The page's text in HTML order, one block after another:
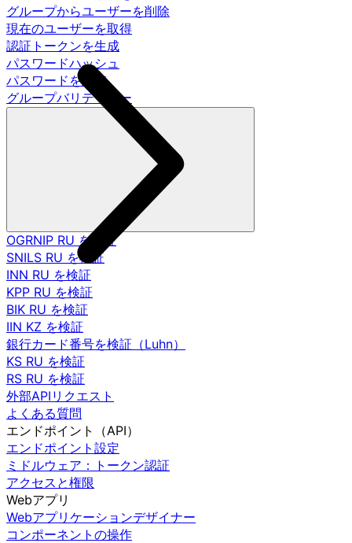
グループからユーザーを削除
現在のユーザーを取得
認証トークンを生成
パスワードハッシュ
パスワードを調査
グループバリデーター
OGRNIP RU を検証
SNILS RU を検証
INN RU を検証
KPP RU を検証
BIK RU を検証
IIN KZ を検証
銀行カード番号を検証（Luhn）
KS RU を検証
RS RU を検証
外部APIリクエスト
よくある質問
エンドポイント（API）
エンドポイント設定
ミドルウェア：トークン認証
アクセスと権限
Webアプリ
Webアプリケーションデザイナー
コンポーネントの操作